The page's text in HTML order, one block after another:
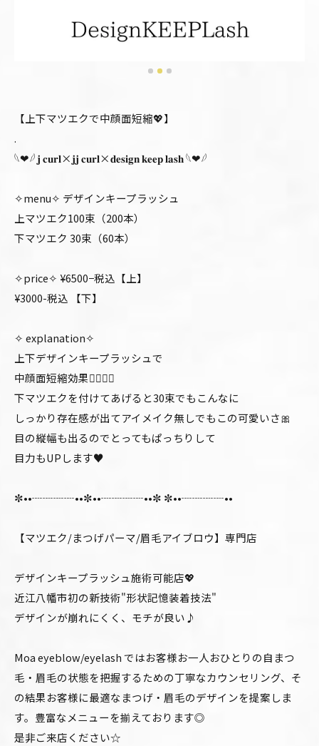
【上下マツエクで中顔面短縮💖】
.
𓆩❤︎𓆪 𝐣 𝐜𝐮𝐫𝐥×𝐣𝐣 𝐜𝐮𝐫𝐥×𝐝𝐞𝐬𝐢𝐠𝐧 𝐤𝐞𝐞𝐩 𝐥𝐚𝐬𝐡 𓆩❤︎𓆪
✧menu✧ デザインキープラッシュ
上マツエク100束（200本）
下マツエク 30束（60本）
✧price✧ ¥6500−税込【上】
¥3000-税込 【下】
✧ explanation✧
上下デザインキープラッシュで
中顔面短縮効果🧚🏻‍♂️✨
下マツエクを付けてあげると30束でもこんなに
しっかり存在感が出てアイメイク無しでもこの可愛いさ🎀
目の縦幅も出るのでとってもぱっちりして
目力もUPします♥️
✼••┈┈┈┈••✼••┈┈┈┈••✼ ✼••┈┈┈┈••
【マツエク/まつげパーマ/眉毛アイブロウ】専門店
デザインキープラッシュ施術可能店💖
近江八幡市初の新技術"形状記憶装着技法"
デザインが崩れにくく、モチが良い♪
Moa eyeblow/eyelash ではお客様お一人おひとりの自まつ
毛・眉毛の状態を把握するための丁寧なカウンセリング、そ
の結果お客様に最適なまつげ・眉毛のデザインを提案しま
す。豊富なメニューを揃えております◎
是非ご来店ください☆